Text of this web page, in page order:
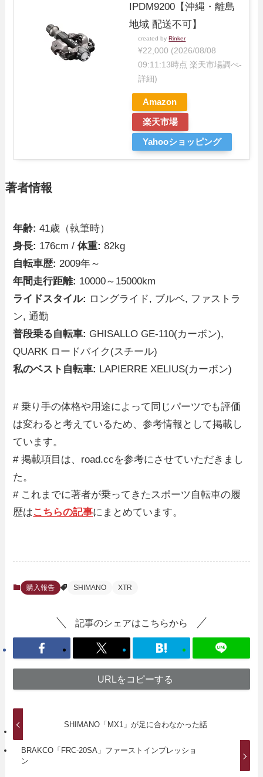
IPDM9200【沖縄・離島
地域 配送不可】
created byRinker
¥22,000 (2026/08/08
09:11:13時点 楽天市場調べ-
詳細)
Amazon
楽天市場
Yahooショッピング
著者情報
年齢: 41歳（執筆時）
身長: 176cm /体重: 82kg
自転車歴: 2009年～
年間走行距離: 10000～15000km
ライドスタイル: ロングライド, ブルベ, ファストラ
ン, 通勤
普段乗る自転車: GHISALLO GE-110(カーボン),
QUARK ロードバイク(スチール)
私のベスト自転車: LAPIERRE XELIUS(カーボン)
# 乗り手の体格や用途によって同じパーツでも評価
は変わると考えているため、参考情報として掲載し
ています。
# 掲載項目は、road.ccを参考にさせていただきまし
た。
# これまでに著者が乗ってきたスポーツ自転車の履
歴はこちらの記事にまとめています。
購入報告 SHIMANO XTR
記事のシェアはこちらから
URLをコピーする
SHIMANO「MX1」が足に合わなかった話
BRAKCO「FRC-20SA」ファーストインプレッショ
ン